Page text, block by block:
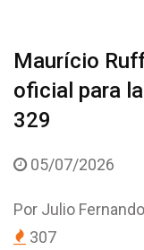
Maurício
oficial para
329
05/07/2026
Por Julio
307